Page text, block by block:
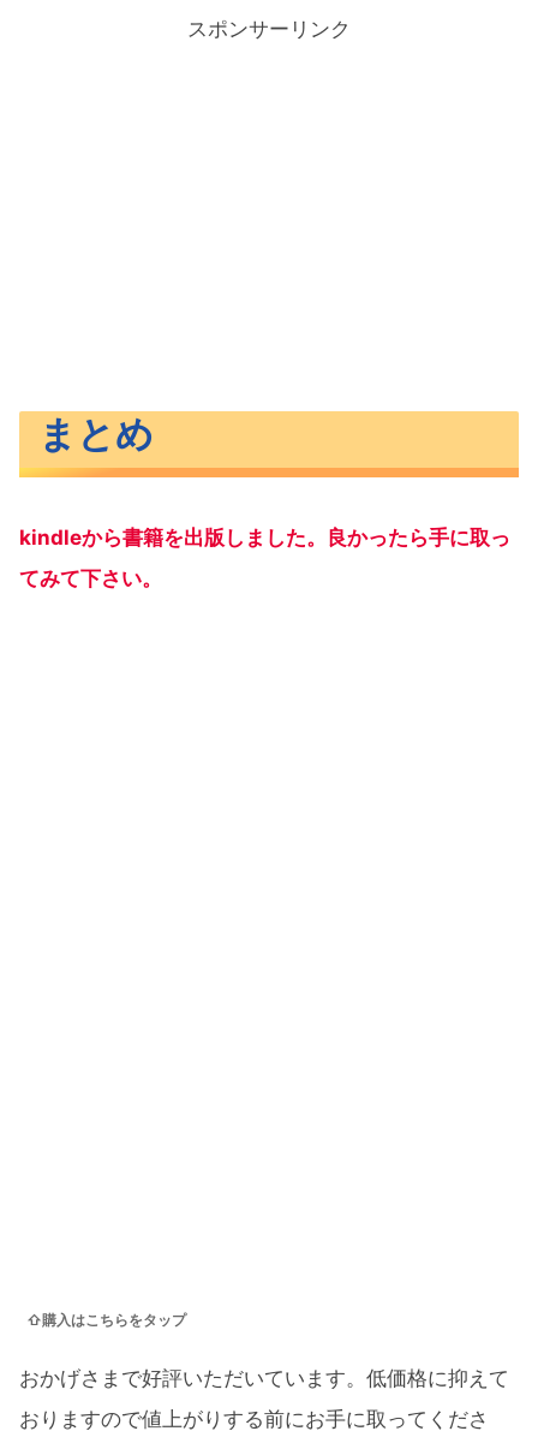
スポンサーリンク
まとめ
kindleから書籍を出版しました。良かったら手に取っ
てみて下さい。
⇧購入はこちらをタップ
おかげさまで好評いただいています。低価格に抑えて
おりますので値上がりする前にお手に取ってくださ